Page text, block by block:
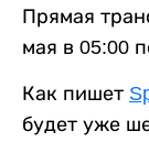
Прямая
мая в 05:00
Как пишет
будет уже